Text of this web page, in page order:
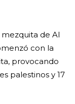
de Al
con la
provocando
palestinos y 17